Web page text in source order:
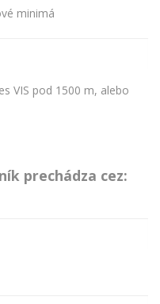
minimá
VIS pod 1500 m, alebo
prechádza cez: